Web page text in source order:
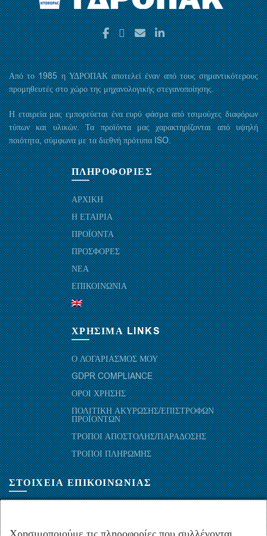
Από το 1985 η ΥΔΡΟΠΑΚ αποτελεί έναν από τους σημαντικότερους
προμηθευτές στο χώρο της μηχανολογικής στεγανοποίησης.
Η εταιρεία μας εμπορεύεται ένα ευρύ φάσμα από τσιμούχες διαφόρων
τύπων και υλικών. Τα προϊόντα μας χαρακτηρίζονται από υψηλή
ποιότητα, σύμφωνα με τα διεθνή πρότυπα ISO.
ΠΛΗΡΟΦΟΡΙΕΣ
ΑΡΧΙΚΗ
Η ΕΤΑΙΡΙΑ
ΠΡΟΪΟΝΤΑ
ΠΡΟΣΦΟΡΕΣ
ΝΕΑ
ΕΠΙΚΟΙΝΩΝΙΑ
ΧΡΗΣΙΜΑ LINKS
Ο ΛΟΓΑΡΙΑΣΜΟΣ ΜΟΥ
GDPR COMPLIANCE
ΟΡΟΙ ΧΡΗΣΗΣ
ΠΟΛΙΤΙΚΗ ΑΚΥΡΩΣΗΣ/ΕΠΙΣΤΡΟΦΩΝ
ΠΡΟΪΟΝΤΩΝ
ΤΡΟΠΟΙ ΑΠΟΣΤΟΛΗΣ/ΠΑΡΑΔΟΣΗΣ
ΤΡΟΠΟΙ ΠΛΗΡΩΜΗΣ
ΣΤΟΙΧΕΙΑ ΕΠΙΚΟΙΝΩΝΙΑΣ
+30.210-5143367,+30.210-5154659,+30.210-5147842